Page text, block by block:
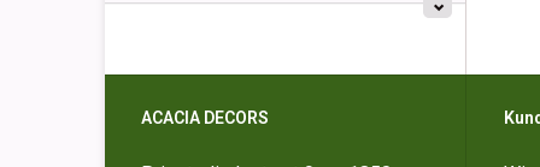
ACACIA DECORS